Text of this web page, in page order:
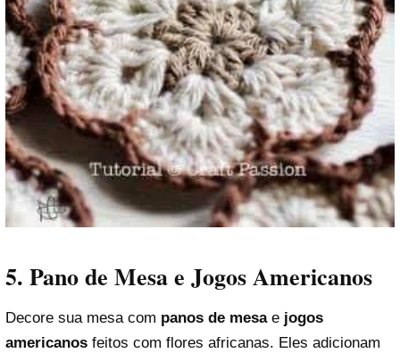
5. Pano de Mesa e Jogos Americanos
Decore sua mesa com panos de mesae jogos
americanos feitos com flores africanas. Eles adicionam